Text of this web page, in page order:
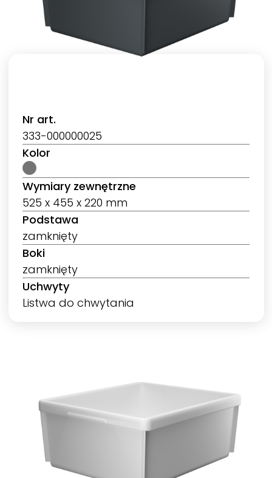
Nr art.
333-000000025
Kolor
Wymiary zewnętrzne
525 x 455 x 220 mm
Podstawa
zamknięty
Boki
zamknięty
Uchwyty
Listwa do chwytania